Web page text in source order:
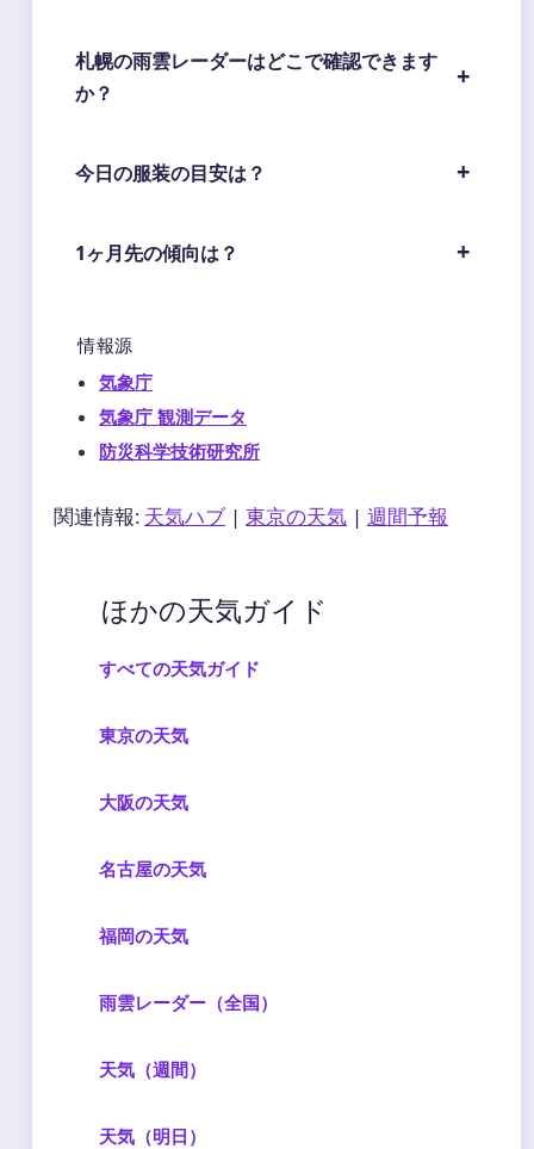
札幌の雨雲レーダーはどこで確認できます
か？
今日の服装の目安は？
1ヶ月先の傾向は？
情報源
気象庁
気象庁 観測データ
防災科学技術研究所
関連情報: 天気ハブ| 東京の天気 | 週間予報
ほかの天気ガイド
すべての天気ガイド
東京の天気
大阪の天気
名古屋の天気
福岡の天気
雨雲レーダー（全国）
天気（週間）
天気（明日）